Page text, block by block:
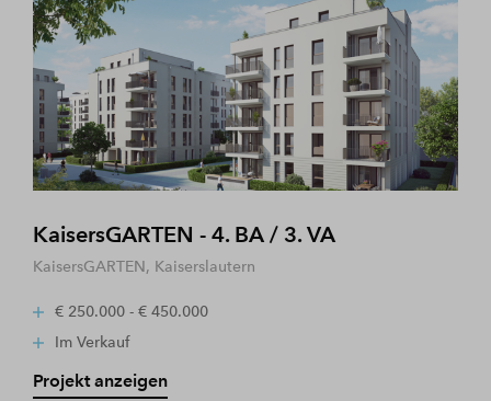
KaisersGARTEN - 4. BA / 3. VA
KaisersGARTEN, Kaiserslautern
€ 250.000 - € 450.000
Im Verkauf
Projekt anzeigen